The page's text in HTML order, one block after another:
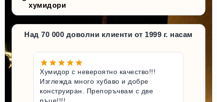
хумидори
Над 70 000 доволни клиенти от 1999 г. насам
Хумидор с невероятно качество!!!
Изглежда много хубаво и добре
конструиран. Препоръчвам с две